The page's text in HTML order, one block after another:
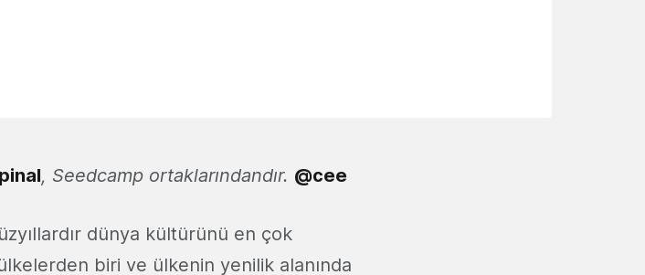
, Seedcamp ortaklarındandır. @cee
dünya kültürünü en çok
biri ve ülkenin yenilik alanında